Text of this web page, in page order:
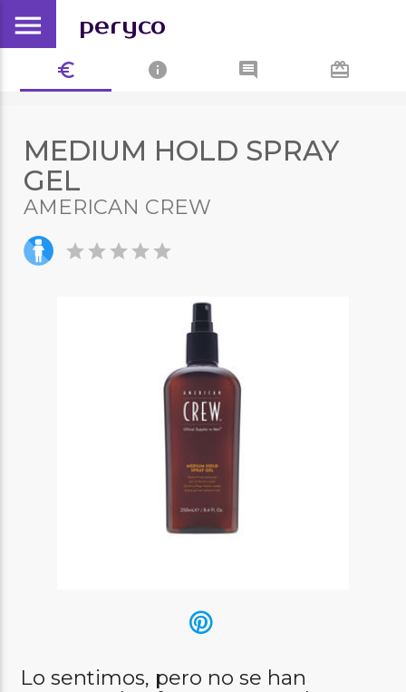
menu peryco
euro_symbol info comment card_giftcard
MEDIUM HOLD SPRAY
GEL
AMERICAN CREW
starstarstarstarstar
Lo sentimos, pero no se han